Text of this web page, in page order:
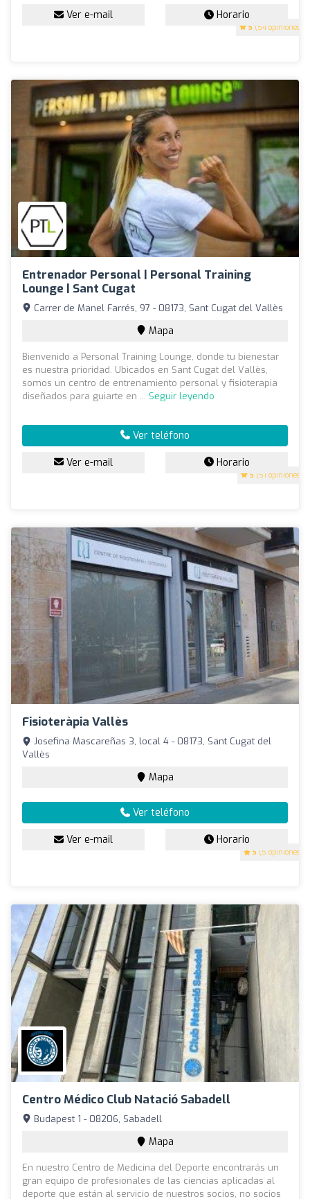
5 (54 opiniones)
Ver e-mail Horario
Entrenador Personal | Personal Training
Lounge | Sant Cugat
5 (51 opiniones)
Carrer de Manel Farrés, 97 - 08173, Sant Cugat del Vallès
Mapa
Bienvenido a Personal Training Lounge, donde tu bienestar
es nuestra prioridad. Ubicados en Sant Cugat del Vallès,
somos un centro de entrenamiento personal y fisioterapia
diseñados para guiarte en ... Seguir leyendo
Ver teléfono
Ver e-mail Horario
Fisioteràpia Vallès
5 (5 opiniones)
Josefina Mascareñas 3, local 4 - 08173, Sant Cugat del
Vallès
Mapa
Ver teléfono
Ver e-mail Horario
Centro Médico Club Natació Sabadell
Budapest 1 - 08206, Sabadell
Mapa
En nuestro Centro de Medicina del Deporte encontrarás un
gran equipo de profesionales de las ciencias aplicadas al
deporte que están al servicio de nuestros socios, no socios